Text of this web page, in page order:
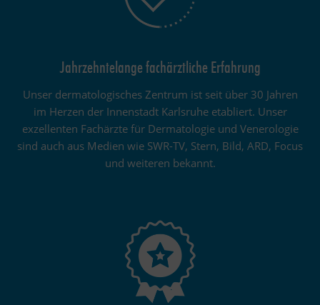
Jahrzehntelange fachärztliche Erfahrung
Unser dermatologisches Zentrum ist seit über 30 Jahren
im Herzen der Innenstadt Karlsruhe etabliert. Unser
exzellenten Fachärzte für Dermatologie und Venerologie
sind auch aus Medien wie SWR-TV, Stern, Bild, ARD, Focus
und weiteren bekannt.